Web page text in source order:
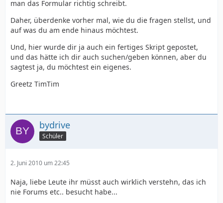
man das Formular richtig schreibt.
Daher, überdenke vorher mal, wie du die fragen stellst, und
auf was du am ende hinaus möchtest.
Und, hier wurde dir ja auch ein fertiges Skript gepostet,
und das hätte ich dir auch suchen/geben können, aber du
sagtest ja, du möchtest ein eigenes.
Greetz TimTim
bydrive
Schüler
2. Juni 2010 um 22:45
Naja, liebe Leute ihr müsst auch wirklich verstehn, das ich
nie Forums etc.. besucht habe...